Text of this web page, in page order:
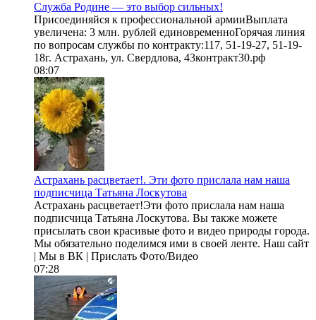
Служба Родине — это выбор сильных!
Присоединяйся к профессиональной армииВыплата
увеличена: 3 млн. рублей единовременноГорячая линия
по вопросам службы по контракту:117, 51-19-27, 51-19-
18г. Астрахань, ул. Свердлова, 43контракт30.рф
08:07
Астрахань расцветает!. Эти фото прислала нам наша
подписчица Татьяна Лоскутова
Астрахань расцветает!Эти фото прислала нам наша
подписчица Татьяна Лоскутова. Вы также можете
присылать свои красивые фото и видео природы города.
Мы обязательно поделимся ими в своей ленте. Наш сайт
| Мы в ВК | Прислать Фото/Видео
07:28